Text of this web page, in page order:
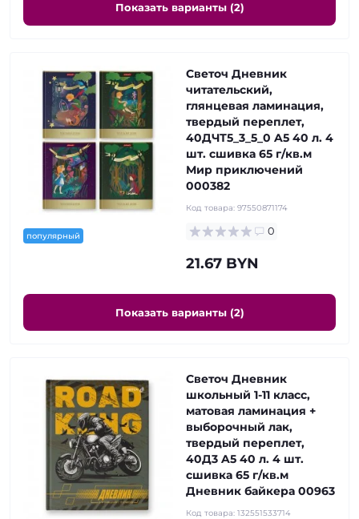
Показать варианты (2)
популярный
Светоч Дневник
читательский,
глянцевая ламинация,
твердый переплет,
40ДЧТ5_3_5_0 A5 40 л. 4
шт. сшивка 65 г/кв.м
Мир приключений
000382
Код товара: 97550871174
0
21.67 BYN
Показать варианты (2)
Светоч Дневник
школьный 1-11 класс,
матовая ламинация +
выборочный лак,
твердый переплет,
40Д3 A5 40 л. 4 шт.
сшивка 65 г/кв.м
Дневник байкера 00963
Код товара: 132551533714